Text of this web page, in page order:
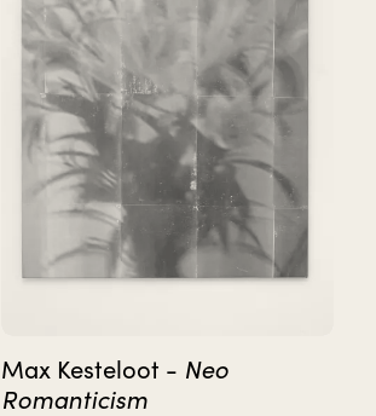
Max Kesteloot - Neo
Romanticism